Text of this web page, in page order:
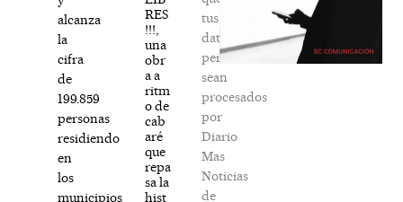
alcanza
la
cifra
de
199.859
personas
residiendo
en
los
municipios
RES
!!!,
una
obr
a a
ritm
o de
cab
aré
que
repa
sa la
hist
tus
datos
personales
sean
procesados
por
Diario
Mas
Noticias
de